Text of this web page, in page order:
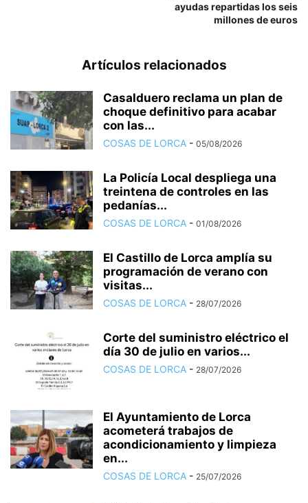
ayudas repartidas los seis
millones de euros
Artículos relacionados
Casalduero reclama un plan de
choque definitivo para acabar
con las...
COSAS DE LORCA - 05/08/2026
La Policía Local despliega una
treintena de controles en las
pedanías...
COSAS DE LORCA - 01/08/2026
El Castillo de Lorca amplía su
programación de verano con
visitas...
COSAS DE LORCA - 28/07/2026
Corte del suministro eléctrico el
día 30 de julio en varios...
COSAS DE LORCA - 28/07/2026
El Ayuntamiento de Lorca
acometerá trabajos de
acondicionamiento y limpieza
en...
COSAS DE LORCA - 25/07/2026